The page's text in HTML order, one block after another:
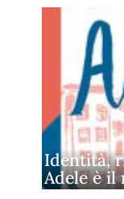
Identità,
Adele è il